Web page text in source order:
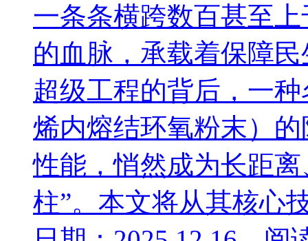
一条条横跨数百甚至
的血脉，承载着保障
超级工程的背后，一
烯内熔结环氧粉末）
性能，悄然成为长距
柱”。本文将从其核心